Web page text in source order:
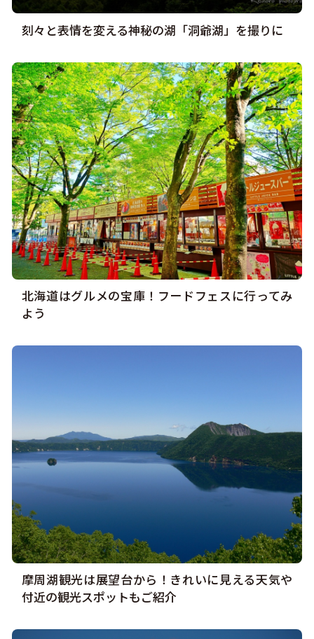
刻々と表情を変える神秘の湖「洞爺湖」を撮りに
北海道はグルメの宝庫！フードフェスに行ってみ
よう
摩周湖観光は展望台から！きれいに見える天気や
付近の観光スポットもご紹介